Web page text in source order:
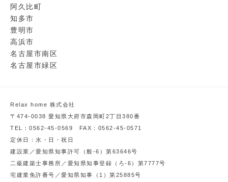
阿久比町
知多市
豊明市
高浜市
名古屋市南区
名古屋市緑区
Relax home 株式会社
〒474-0038 愛知県大府市森岡町2丁目380番
TEL：0562-45-0569 FAX：0562-45-0571
定休日：水・日・祝日
建設業／愛知県知事許可（般-6）第63646号
二級建築士事務所／愛知県知事登録（ろ-6）第7777号
宅建業免許番号／愛知県知事（1）第25885号